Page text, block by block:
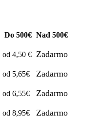
Do 500€ Nad 500€
od 4,50 € Zadarmo
od 5,65€ Zadarmo
od 6,55€ Zadarmo
od 8,95€ Zadarmo